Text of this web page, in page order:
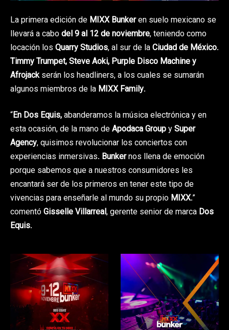
La primera edición de MIXX Bunkeren suelo mexicano se
llevará a cabodel 9 al 12 de noviembre, teniendo como
locación los Quarry Studios, al sur de laCiudad de México.
Timmy Trumpet, Steve Aoki, Purple Disco Machine y
Afrojackserán los headliners, a los cuales se sumarán
algunos miembros de la MIXX Family.
“En Dos Equis,abanderamos la música electrónica y en
esta ocasión, de la mano deApodaca GroupySuper
Agency, quisimos revolucionar los conciertos con
experiencias inmersivas. Bunkernos llena de emoción
porque sabemos que a nuestros consumidores les
encantará ser de los primeros en tener este tipo de
vivencias para enseñarle al mundo su propio MIXX.”
comentóGisselle Villarreal, gerente senior de marca Dos
Equis.